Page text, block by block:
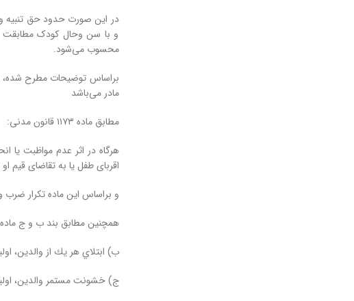
در این صورت ﺣﺪود ﺣﻖ ﺗﻨﺒﯿﻪ
و ﺑﺎ ﺳﻦ وﺣﺎل کودک مطابقت
محسوب می‌شود.
مادر می‌باشد
مطابق ﻣﺎده ۱۱۷۳ قانون مدنی:
هرگاه در اثر عدم مواظبت
اقربای طفل یا به تقاضای
و براساس این ماده ﺗﮑﺮار
همچنین مطابق بند ب و ج ماده ۳ قانون حمایت از اطفال و نوجوانان سال 99:
ب) ابتلاي هر يك از والدين،
ج) خشونت مستمر والدين،